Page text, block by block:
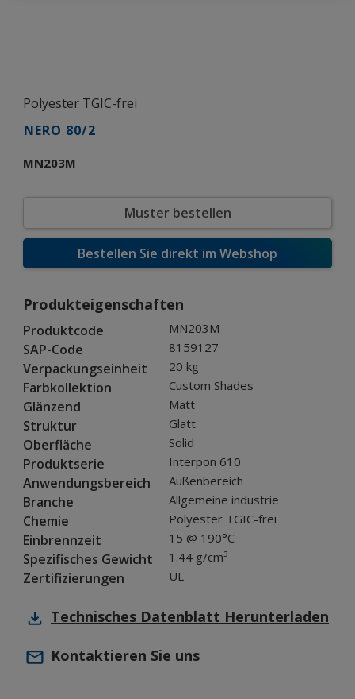
Polyester TGIC-frei
NERO 80/2
MN203M
Muster bestellen
Bestellen Sie direkt im Webshop
Produkteigenschaften
Produktcode MN203M
SAP-Code 8159127
Verpackungseinheit 20 kg
Farbkollektion Custom Shades
Glänzend Matt
Struktur Glatt
Oberfläche Solid
Produktserie Interpon 610
Anwendungsbereich Außenbereich
Branche Allgemeine industrie
Chemie Polyester TGIC-frei
Einbrennzeit 15 @ 190°C
Spezifisches Gewicht 1.44 g/cm³
Zertifizierungen UL
Technisches Datenblatt Herunterladen
Kontaktieren Sie uns